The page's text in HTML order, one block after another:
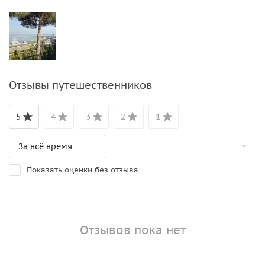
Отзывы путешественников
5 4 3 2 1
Показать оценки без отзыва
Отзывов пока нет